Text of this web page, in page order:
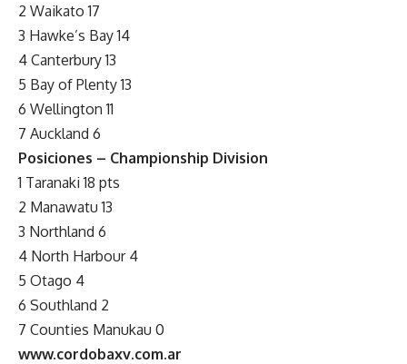
2 Waikato 17
3 Hawke’s Bay 14
4 Canterbury 13
5 Bay of Plenty 13
6 Wellington 11
7 Auckland 6
Posiciones – Championship Division
1 Taranaki 18 pts
2 Manawatu 13
3 Northland 6
4 North Harbour 4
5 Otago 4
6 Southland 2
7 Counties Manukau 0
www.cordobaxv.com.ar